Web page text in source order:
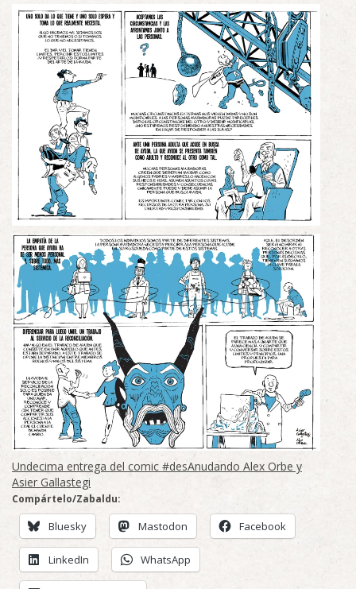
Undecima entrega del comic #desAnudando Alex Orbe y
Asier Gallastegi
Compártelo/Zabaldu:
Bluesky Mastodon Facebook
LinkedIn WhatsApp